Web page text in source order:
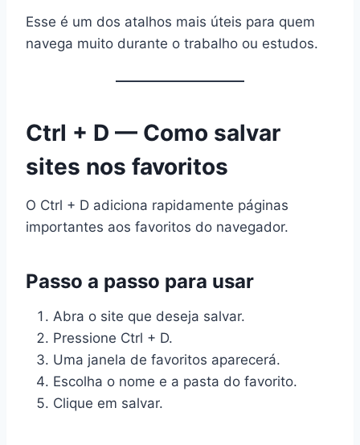
Esse é um dos atalhos mais úteis para quem
navega muito durante o trabalho ou estudos.
Ctrl + D — Como salvar
sites nos favoritos
O Ctrl + D adiciona rapidamente páginas
importantes aos favoritos do navegador.
Passo a passo para usar
Abra o site que deseja salvar.
Pressione Ctrl + D.
Uma janela de favoritos aparecerá.
Escolha o nome e a pasta do favorito.
Clique em salvar.